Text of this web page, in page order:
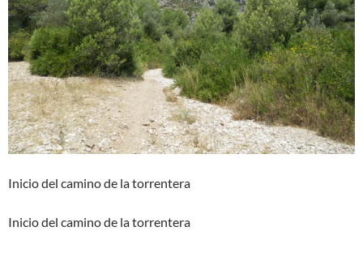
Inicio del camino de la torrentera
Inicio del camino de la torrentera